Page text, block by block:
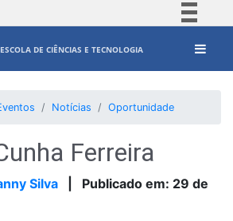
Acesso à informação
Canais
ESCOLA DE CIÊNCIAS E TECNOLOGIA
Notícias Oportunidade
Ferreira
Silva Publicado em: 29 de